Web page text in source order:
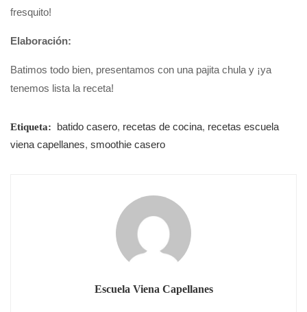
fresquito!
Elaboración:
Batimos todo bien, presentamos con una pajita chula y ¡ya
tenemos lista la receta!
Etiqueta: batido casero, recetas de cocina, recetas escuela
viena capellanes, smoothie casero
Escuela Viena Capellanes